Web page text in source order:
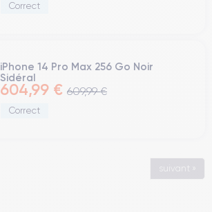
Correct
iPhone 14 Pro Max 256 Go Noir
Sidéral
604,99 € 609,99 €
Correct
suivant »